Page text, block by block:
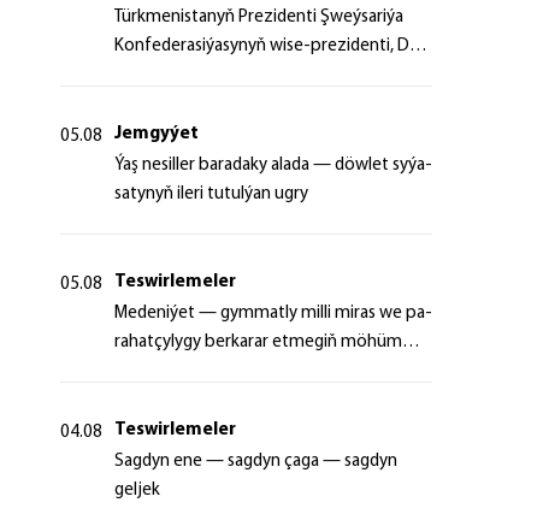
Türk­me­nis­ta­nyň Prezidenti Şweý­sa­ri­ýa
Kon­fe­de­ra­si­ýa­sy­nyň wi­se-prezidenti, Da­
05.08
Jemgyýet
Ýaş ne­sil­ler ba­ra­da­ky ala­da — döw­let sy­ýa­
sa­ty­nyň ile­ri tu­tul­ýan ug­ry
05.08
Teswirlemeler
Me­de­ni­ýet — gym­mat­ly milli mi­ras we pa­
ra­hat­çy­ly­gy ber­ka­rar et­me­giň mö­hüm
04.08
Teswirlemeler
Sagdyn ene — sagdyn çaga — sagdyn
geljek